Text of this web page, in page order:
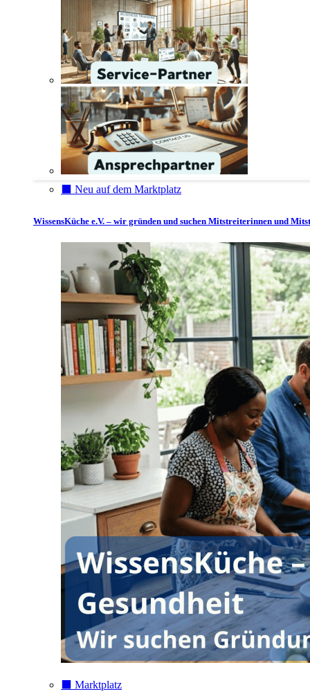
⬛️ Neu auf dem Marktplatz
WissensKüche e.V. – wir gründen und suchen Mitstreiterinnen und
⬛️ Marktplatz